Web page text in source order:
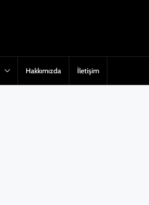
Hakkımızda İletişim